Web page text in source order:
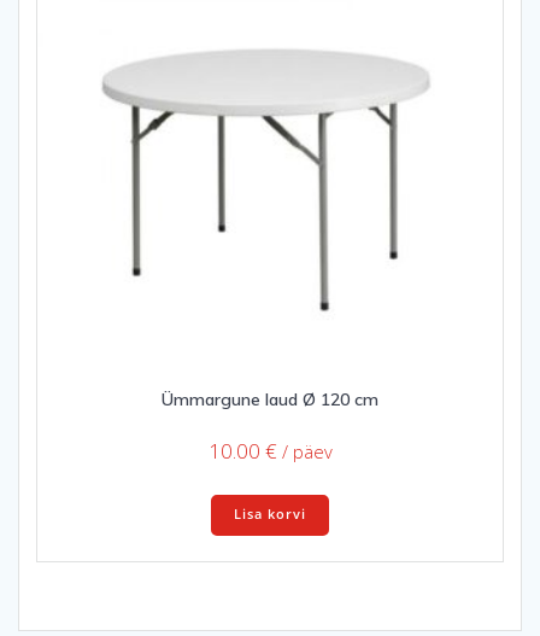
Ümmargune laud Ø 120 cm
10.00 € / päev
Lisa korvi